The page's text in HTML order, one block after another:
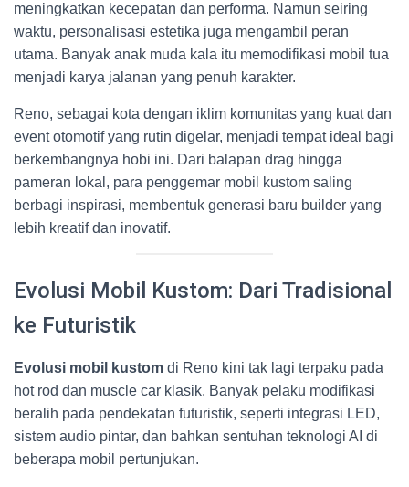
meningkatkan kecepatan dan performa. Namun seiring
waktu, personalisasi estetika juga mengambil peran
utama. Banyak anak muda kala itu memodifikasi mobil tua
menjadi karya jalanan yang penuh karakter.
Reno, sebagai kota dengan iklim komunitas yang kuat dan
event otomotif yang rutin digelar, menjadi tempat ideal bagi
berkembangnya hobi ini. Dari balapan drag hingga
pameran lokal, para penggemar mobil kustom saling
berbagi inspirasi, membentuk generasi baru builder yang
lebih kreatif dan inovatif.
Evolusi Mobil Kustom: Dari Tradisional
ke Futuristik
Evolusi mobil kustom di Reno kini tak lagi terpaku pada
hot rod dan muscle car klasik. Banyak pelaku modifikasi
beralih pada pendekatan futuristik, seperti integrasi LED,
sistem audio pintar, dan bahkan sentuhan teknologi AI di
beberapa mobil pertunjukan.